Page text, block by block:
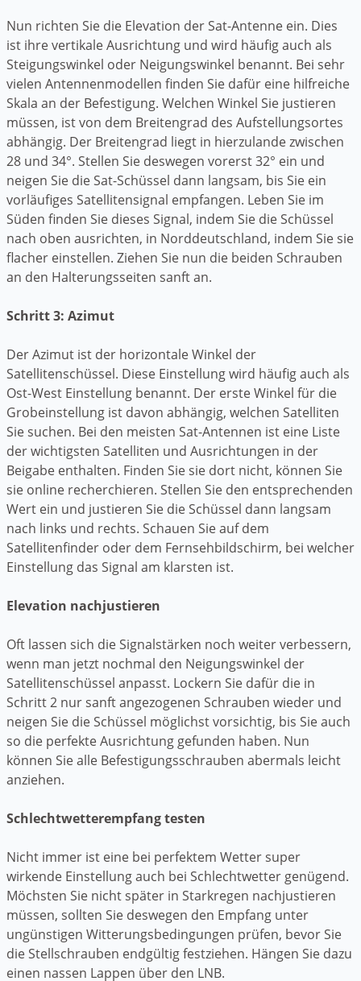
Nun richten Sie die Elevation der Sat-Antenne ein. Dies
ist ihre vertikale Ausrichtung und wird häufig auch als
Steigungswinkel oder Neigungswinkel benannt. Bei sehr
vielen Antennenmodellen finden Sie dafür eine hilfreiche
Skala an der Befestigung. Welchen Winkel Sie justieren
müssen, ist von dem Breitengrad des Aufstellungsortes
abhängig. Der Breitengrad liegt in hierzulande zwischen
28 und 34°. Stellen Sie deswegen vorerst 32° ein und
neigen Sie die Sat-Schüssel dann langsam, bis Sie ein
vorläufiges Satellitensignal empfangen. Leben Sie im
Süden finden Sie dieses Signal, indem Sie die Schüssel
nach oben ausrichten, in Norddeutschland, indem Sie sie
flacher einstellen. Ziehen Sie nun die beiden Schrauben
an den Halterungsseiten sanft an.
Schritt 3: Azimut
Der Azimut ist der horizontale Winkel der
Satellitenschüssel. Diese Einstellung wird häufig auch als
Ost-West Einstellung benannt. Der erste Winkel für die
Grobeinstellung ist davon abhängig, welchen Satelliten
Sie suchen. Bei den meisten Sat-Antennen ist eine Liste
der wichtigsten Satelliten und Ausrichtungen in der
Beigabe enthalten. Finden Sie sie dort nicht, können Sie
sie online recherchieren. Stellen Sie den entsprechenden
Wert ein und justieren Sie die Schüssel dann langsam
nach links und rechts. Schauen Sie auf dem
Satellitenfinder oder dem Fernsehbildschirm, bei welcher
Einstellung das Signal am klarsten ist.
Elevation nachjustieren
Oft lassen sich die Signalstärken noch weiter verbessern,
wenn man jetzt nochmal den Neigungswinkel der
Satellitenschüssel anpasst. Lockern Sie dafür die in
Schritt 2 nur sanft angezogenen Schrauben wieder und
neigen Sie die Schüssel möglichst vorsichtig, bis Sie auch
so die perfekte Ausrichtung gefunden haben. Nun
können Sie alle Befestigungsschrauben abermals leicht
anziehen.
Schlechtwetterempfang testen
Nicht immer ist eine bei perfektem Wetter super
wirkende Einstellung auch bei Schlechtwetter genügend.
Möchsten Sie nicht später in Starkregen nachjustieren
müssen, sollten Sie deswegen den Empfang unter
ungünstigen Witterungsbedingungen prüfen, bevor Sie
die Stellschrauben endgültig festziehen. Hängen Sie dazu
einen nassen Lappen über den LNB.